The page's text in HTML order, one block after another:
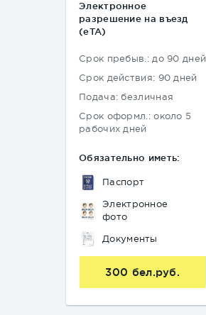
Электронное
разрешение на въезд
(eTA)
Срок пребыв.: до 90 дней
Срок действия: 90 дней
Подача: безличная
Срок оформл.: около 5
рабочих дней
Обязательно иметь:
Паспорт
Электронное
фото
Документы
300 бел.руб.